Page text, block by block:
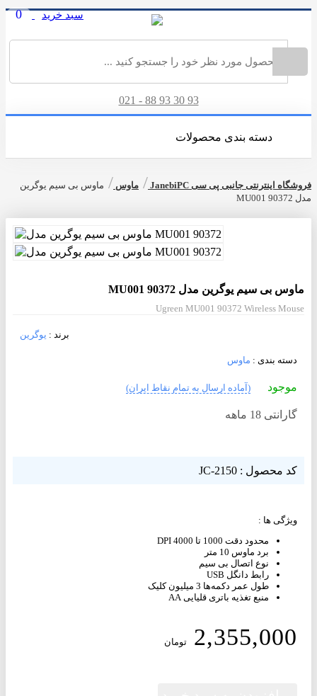
0 سبد خرید
021 - 88 93 30 93
دسته بندی محصولات
فروشگاه اینترنتی جانبی پی سی JanebiPC / ماوس / ماوس بی سیم یوگرین
مدل MU001 90372
ماوس بی سیم یوگرین مدل MU001 90372
Ugreen MU001 90372 Wireless Mouse
برند : یوگرین
دسته بندی : ماوس
موجود (آماده ارسال به تمام نقاط ایران)
گارانتی 18 ماهه
کد محصول : JC-2150
ویژگی ها :
محدود دقت 1000 تا 4000 DPI
برد ماوس 10 متر
نوع اتصال بی سیم
رابط دانگل USB
طول عمر دکمه‌ها 3 میلیون کلیک
منبع تغذیه باتری قلیایی AA
2,355,000 تومان